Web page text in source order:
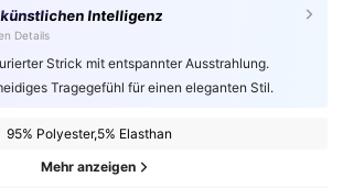
Intelligenz
Details
Strick mit entspannter Ausstrahlung.
Tragegefühl für einen eleganten Stil.
95% Polyester,5% Elasthan
Mehr anzeigen